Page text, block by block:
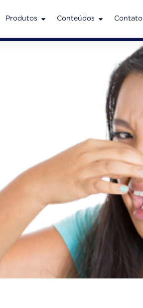
Produtos Conteúdos Contato